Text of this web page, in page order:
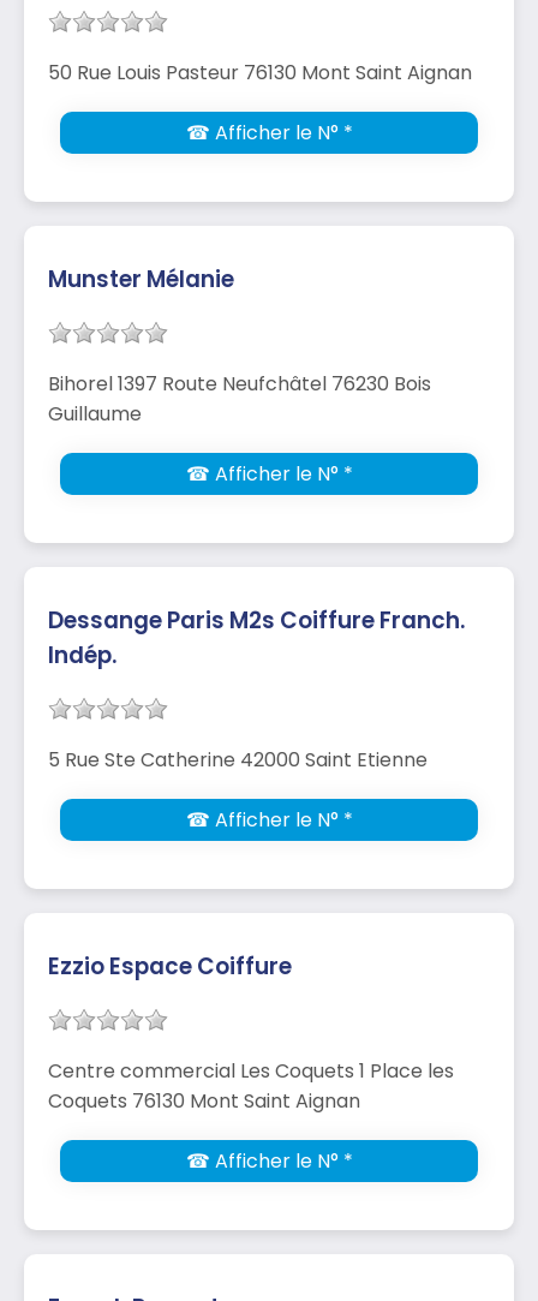
50 Rue Louis Pasteur 76130 Mont Saint Aignan
☎ Afficher le N° *
Munster Mélanie
Bihorel 1397 Route Neufchâtel 76230 Bois
Guillaume
☎ Afficher le N° *
Dessange Paris M2s Coiffure Franch.
Indép.
5 Rue Ste Catherine 42000 Saint Etienne
☎ Afficher le N° *
Ezzio Espace Coiffure
Centre commercial Les Coquets 1 Place les
Coquets 76130 Mont Saint Aignan
☎ Afficher le N° *